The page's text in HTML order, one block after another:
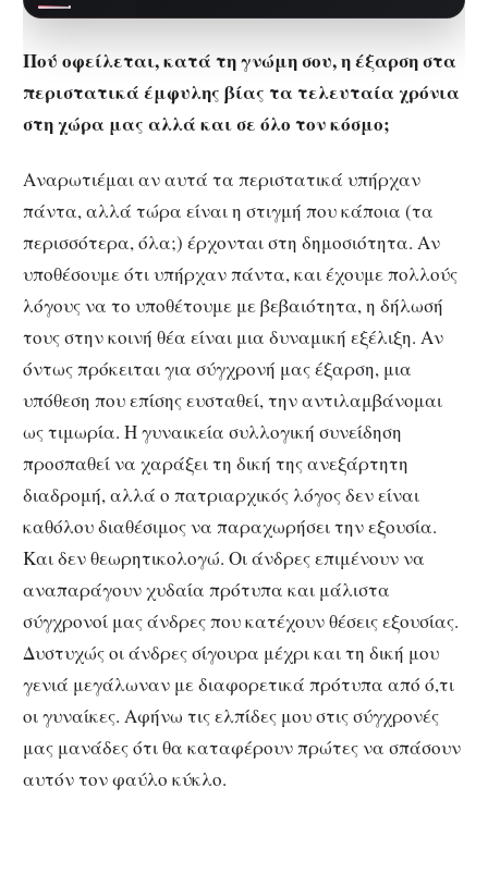
Πού οφείλεται, κατά τη γνώμη σου, η έξαρση στα
περιστατικά έμφυλης βίας τα τελευταία χρόνια
στη χώρα μας αλλά και σε όλο τον κόσμο;
Αναρωτιέμαι αν αυτά τα περιστατικά υπήρχαν
πάντα, αλλά τώρα είναι η στιγμή που κάποια (τα
περισσότερα, όλα;) έρχονται στη δημοσιότητα. Αν
υποθέσουμε ότι υπήρχαν πάντα, και έχουμε πολλούς
λόγους να το υποθέτουμε με βεβαιότητα, η δήλωσή
τους στην κοινή θέα είναι μια δυναμική εξέλιξη. Αν
όντως πρόκειται για σύγχρονή μας έξαρση, μια
υπόθεση που επίσης ευσταθεί, την αντιλαμβάνομαι
ως τιμωρία. Η γυναικεία συλλογική συνείδηση
προσπαθεί να χαράξει τη δική της ανεξάρτητη
διαδρομή, αλλά ο πατριαρχικός λόγος δεν είναι
καθόλου διαθέσιμος να παραχωρήσει την εξουσία.
Και δεν θεωρητικολογώ. Οι άνδρες επιμένουν να
αναπαράγουν χυδαία πρότυπα και μάλιστα
σύγχρονοί μας άνδρες που κατέχουν θέσεις εξουσίας.
Δυστυχώς οι άνδρες σίγουρα μέχρι και τη δική μου
γενιά μεγάλωναν με διαφορετικά πρότυπα από ό,τι
οι γυναίκες. Αφήνω τις ελπίδες μου στις σύγχρονές
μας μανάδες ότι θα καταφέρουν πρώτες να σπάσουν
αυτόν τον φαύλο κύκλο.